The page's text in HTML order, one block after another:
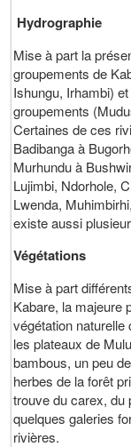
Hydrographie
Mise à part la
groupements de
Ishungu, Irhambi)
groupements
Certaines de ces
Badibanga à
Murhundu à
Lujimbi, Ndorhole,
Lwenda,
existe aussi
Végétations
Mise à part
Kabare, la majeure
végétation
les plateaux de
bambous, un peu
herbes de la forêt
trouve du carex,
quelques galeries
rivières.